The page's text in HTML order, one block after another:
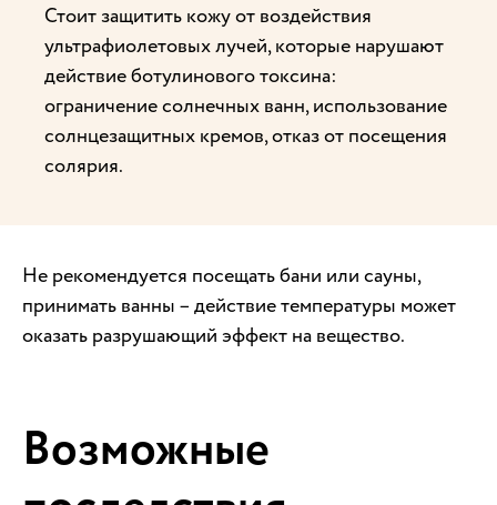
Стоит защитить кожу от воздействия
ультрафиолетовых лучей, которые нарушают
действие ботулинового токсина:
ограничение солнечных ванн, использование
солнцезащитных кремов, отказ от посещения
солярия.
Не рекомендуется посещать бани или сауны,
принимать ванны – действие температуры может
оказать разрушающий эффект на вещество.
Возможные